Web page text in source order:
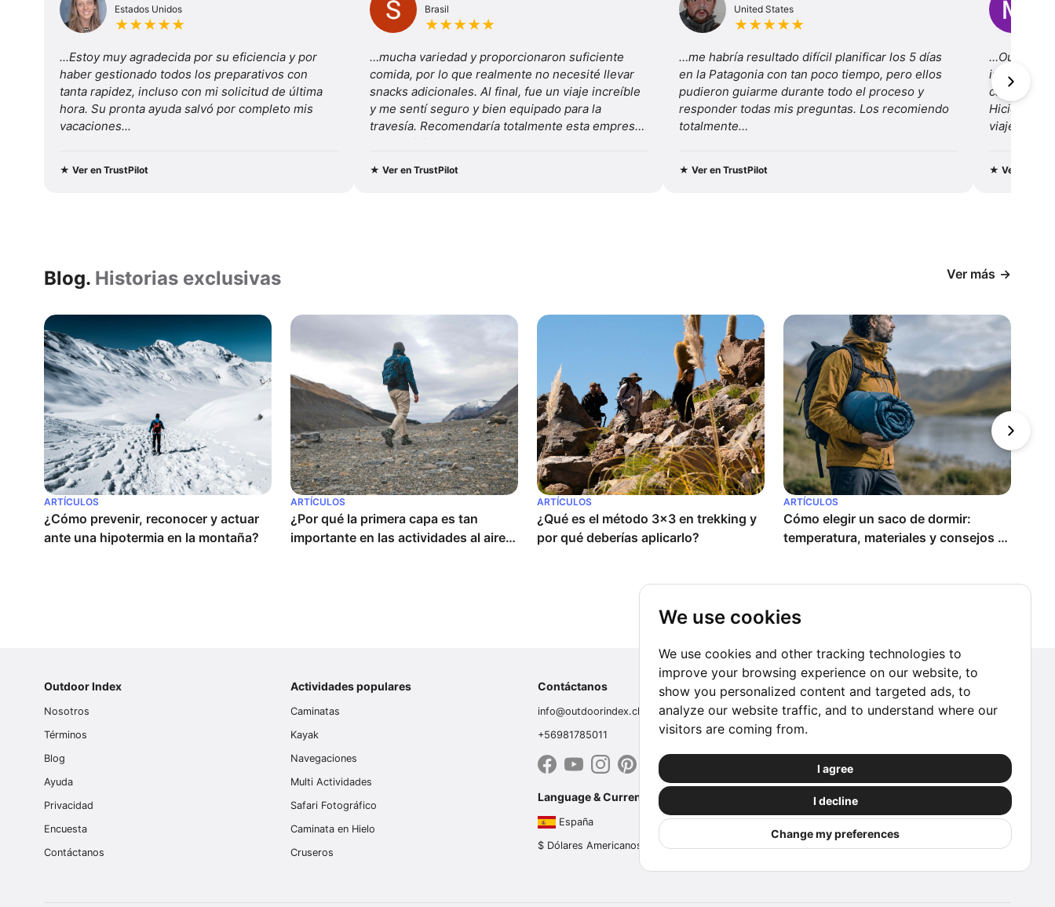
We use cookies
We use cookies and other tracking technologies to
improve your browsing experience on our website, to
show you personalized content and targeted ads, to
analyze our website traffic, and to understand where our
visitors are coming from.
I agree
I decline
Change my preferences
del
Paine
ventajas
viajar
con
nosotros
Estados Unidos
★★★★★
...Estoy muy agradecida por su eficiencia y por
haber gestionado todos los preparativos con
tanta rapidez, incluso con mi solicitud de última
hora. Su pronta ayuda salvó por completo mis
vacaciones...
★ Ver en TrustPilot
Brasil
★★★★★
…mucha variedad y proporcionaron suficiente
comida, por lo que realmente no necesité llevar
snacks adicionales. Al final, fue un viaje increíble
y me sentí seguro y bien equipado para la
travesía. Recomendaría totalmente esta empresa
y este viaje.
★ Ver en TrustPilot
United States
★★★★★
…me habría resultado difícil planificar los 5 días
en la Patagonia con tan poco tiempo, pero ellos
pudieron guiarme durante todo el proceso y
responder todas mis preguntas. Los recomiendo
totalmente…
★Ver en TrustPilot
…Outdoor
increíble y
caminata
Hicieron
viaje fuera
★ Ver en
Blog. Historias exclusivas Ver más
ARTÍCULOS
¿Cómo prevenir, reconocer y actuar
ante una hipotermia en la montaña?
ARTÍCULOS
¿Por qué la primera capa es tan
importante en las actividades al aire
ARTÍCULOS
¿Qué es el método 3x3 en trekking y
por qué deberías aplicarlo?
ARTÍCULOS
Cómo elegir un saco de dormir:
temperatura, materiales y consejos
Outdoor Index
Nosotros
Términos
Blog
Ayuda
Privacidad
Encuesta
Contáctanos
Actividades populares
Caminatas
Kayak
Navegaciones
Multi Actividades
Safari Fotográfico
Caminata en Hielo
Cruseros
Contáctanos
info@outdoorindex.cl
+56981785011
Language & Currency
España
$ Dólares Americanos (USD)
Suscríbete a nuestro Newsletter
Ir a suscribirme
Reserva con Confianza
Las reservas procesadas a través de este sitio
web están protegidas por nuestros socios.